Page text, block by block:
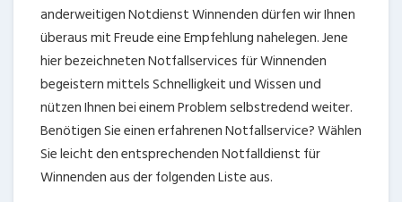
anderweitigen Notdienst Winnenden dürfen wir Ihnen
überaus mit Freude eine Empfehlung nahelegen. Jene
hier bezeichneten Notfallservices für Winnenden
begeistern mittels Schnelligkeit und Wissen und
nützen Ihnen bei einem Problem selbstredend weiter.
Benötigen Sie einen erfahrenen Notfallservice? Wählen
Sie leicht den entsprechenden Notfalldienst für
Winnenden aus der folgenden Liste aus.